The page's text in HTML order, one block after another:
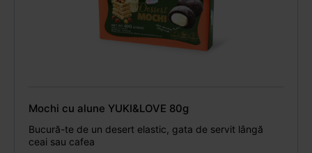
Mochi cu alune YUKI&LOVE 80g
Bucură-te de un desert elastic, gata de servit lângă
ceai sau cafea